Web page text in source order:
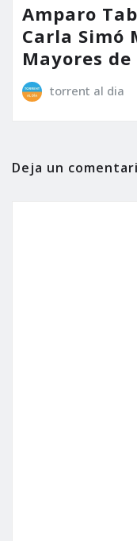
Amparo
Carla Simó
Mayores
torrent al dia
Deja un